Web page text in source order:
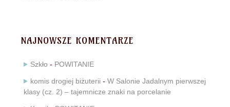
NAJNOWSZE KOMENTARZE
Szkło - POWITANIE
komis drogiej biżuterii - W Salonie Jadalnym pierwszej
klasy (cz. 2) – tajemnicze znaki na porcelanie